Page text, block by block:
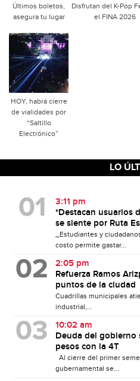
Últimos boletos,
asegura tu lugar
Disfrutan del K-Pop
el FINA 2026
HOY, habrá cierre
de vialidades por
“Saltillo
Electrónico”
LO
3:11 pm
*Destacan usuarios
se siente por Ruta
_Estudiantes y
costo permite gastar...
2:05 pm
Refuerza Ramos
puntos de la ciudad
Cuadrillas municipales
industrial,...
10:02 am
Deuda del gobierno
pesos con la 4T
Al cierre del primer
gubernamental se...